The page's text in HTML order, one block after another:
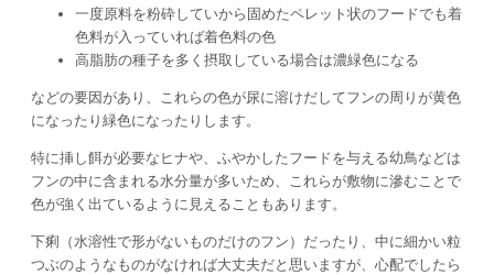
一度原料を粉砕していから固めたペレット状のフードでも着
色料が入っていれば着色料の色
高脂肪の種子を多く摂取している場合は濃緑色になる
などの要因があり、これらの色が尿に溶けだしてフンの周りが黄色
になったり緑色になったりします。
特に挿し餌が必要なヒナや、ふやかしたフードを与える幼鳥などは
フンの中に含まれる水分量が多いため、これらが敷物に滲むことで
色が強く出ているように見えることもあります。
下痢（水溶性で形がないものだけのフン）だったり、中に細かい粒
つぶのようなものがなければ大丈夫だと思いますが、心配でしたら